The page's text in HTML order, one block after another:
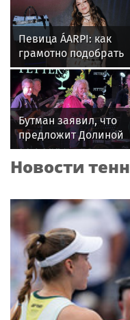
Певица ÁARPI: как
грамотно подобрать
гардероб для
выступлений
Бутман заявил, что
предложит Долиной
кафедру в будущем
джазовом вузе
Новости